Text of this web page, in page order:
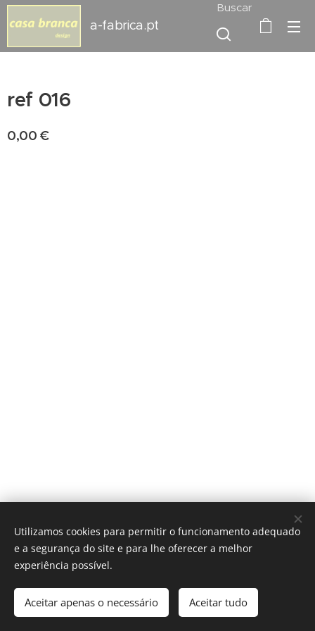
a-fabrica.pt
Buscar
ref 016
0,00 €
Adicionar ao carrinho
fabrico x medida
Cookies
Utilizamos cookies para permitir o funcionamento adequado
e a segurança do site e para lhe oferecer a melhor
experiência possível.
Aceitar apenas o necessário Aceitar tudo